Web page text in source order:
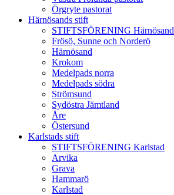
Örgryte pastorat
Härnösands stift
STIFTSFÖRENING Härnösand
Frösö, Sunne och Norderö
Härnösand
Krokom
Medelpads norra
Medelpads södra
Strömsund
Sydöstra Jämtland
Åre
Östersund
Karlstads stift
STIFTSFÖRENING Karlstad
Arvika
Grava
Hammarö
Karlstad